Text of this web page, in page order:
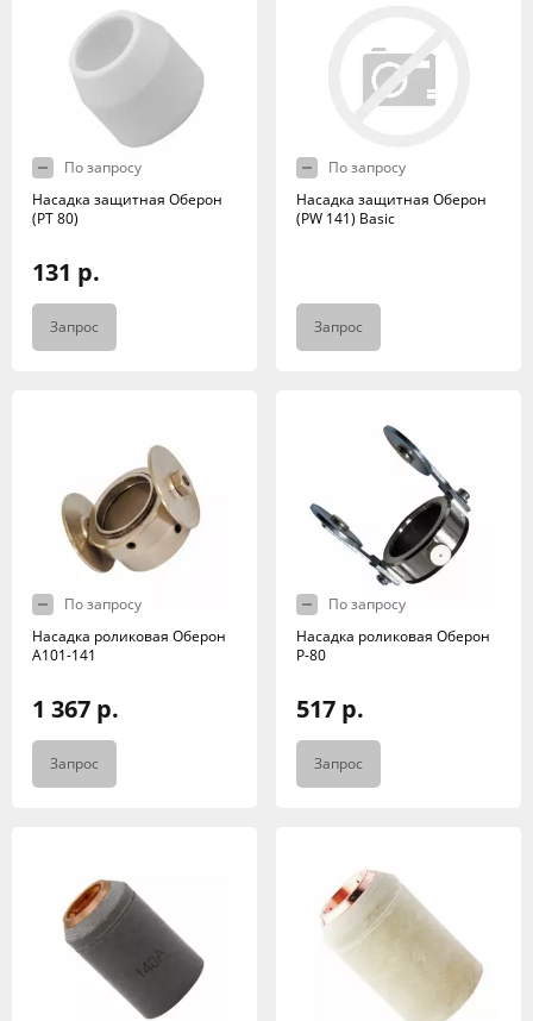
По запросу
Насадка защитная Оберон
(РТ 80)
131 р.
Запрос
По запросу
Насадка защитная Оберон
(PW 141) Basic
Запрос
По запросу
Насадка роликовая Оберон
А101-141
1 367 р.
Запрос
По запросу
Насадка роликовая Оберон
Р-80
517 р.
Запрос